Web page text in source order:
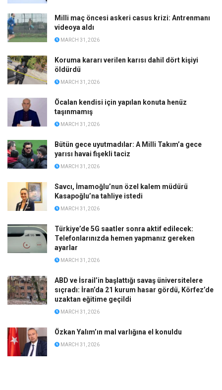
Milli maç öncesi askeri casus krizi: Antrenmanı
videoya aldı
MARCH 31, 2026
Koruma kararı verilen karısı dahil dört kişiyi
öldürdü
MARCH 31, 2026
Öcalan kendisi için yapılan konuta henüz
taşınmamış
MARCH 31, 2026
Bütün gece uyutmadılar: A Milli Takım’a gece
yarısı havai fişekli taciz
MARCH 31, 2026
Savcı, İmamoğlu’nun özel kalem müdürü
Kasapoğlu’na tahliye istedi
MARCH 31, 2026
Türkiye’de 5G saatler sonra aktif edilecek:
Telefonlarınızda hemen yapmanız gereken
ayarlar
MARCH 31, 2026
ABD ve İsrail’in başlattığı savaş üniversitelere
sıçradı: İran’da 21 kurum hasar gördü, Körfez’de
uzaktan eğitime geçildi
MARCH 31, 2026
Özkan Yalım’ın mal varlığına el konuldu
MARCH 31, 2026